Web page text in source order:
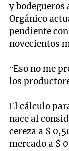
y bodegueros
Orgánico
pendiente
novecientos
“Eso no me
los
El cálculo
nace al
cereza a $
mercado a $